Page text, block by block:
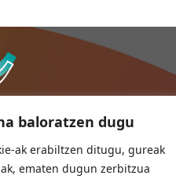
baloratzen dugu
ak erabiltzen ditugu, gureak
ematen dugun zerbitzua